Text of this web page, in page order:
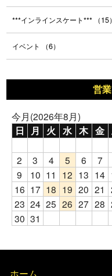
***インラインスケート*** （15）
イベント （6）
営
今月(2026年8月)
日 月 火 水 木 金
2
3 4 5 6 7
9
10 11 12 13 14
16 17 18 19 20 21
23 24 25 26 27 28
30 31
ホーム